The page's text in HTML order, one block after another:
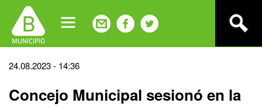
navigation
Back
top
24.08.2023 - 14:36
Concejo Municipal sesionó en la